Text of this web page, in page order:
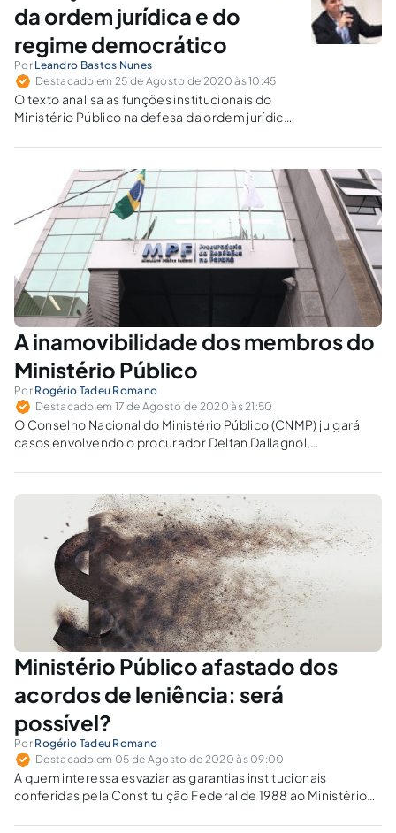
da ordem jurídica e do
regime democrático
Por Leandro Bastos Nunes
Destacado em 25 de Agosto de 2020 às 10:45
O texto analisa as funções institucionais do
Ministério Público na defesa da ordem jurídica
condição de fiscal da ordem jurídica,
observado o princípio da independência
funcional, além das hipóteses legais de
intervenção.
A inamovibilidade dos membros do
Ministério Público
Por Rogério Tadeu Romano
Destacado em 17 de Agosto de 2020 às 21:50
O Conselho Nacional do Ministério Público (CNMP) julgará
casos envolvendo o procurador Deltan Dallagnol,
Ministério Público afastado dos
acordos de leniência: será
possível?
Por Rogério Tadeu Romano
Destacado em 05 de Agosto de 2020 às 09:00
A quem interessa esvaziar as garantias institucionais
conferidas pela Constituição Federal de 1988 ao Ministério